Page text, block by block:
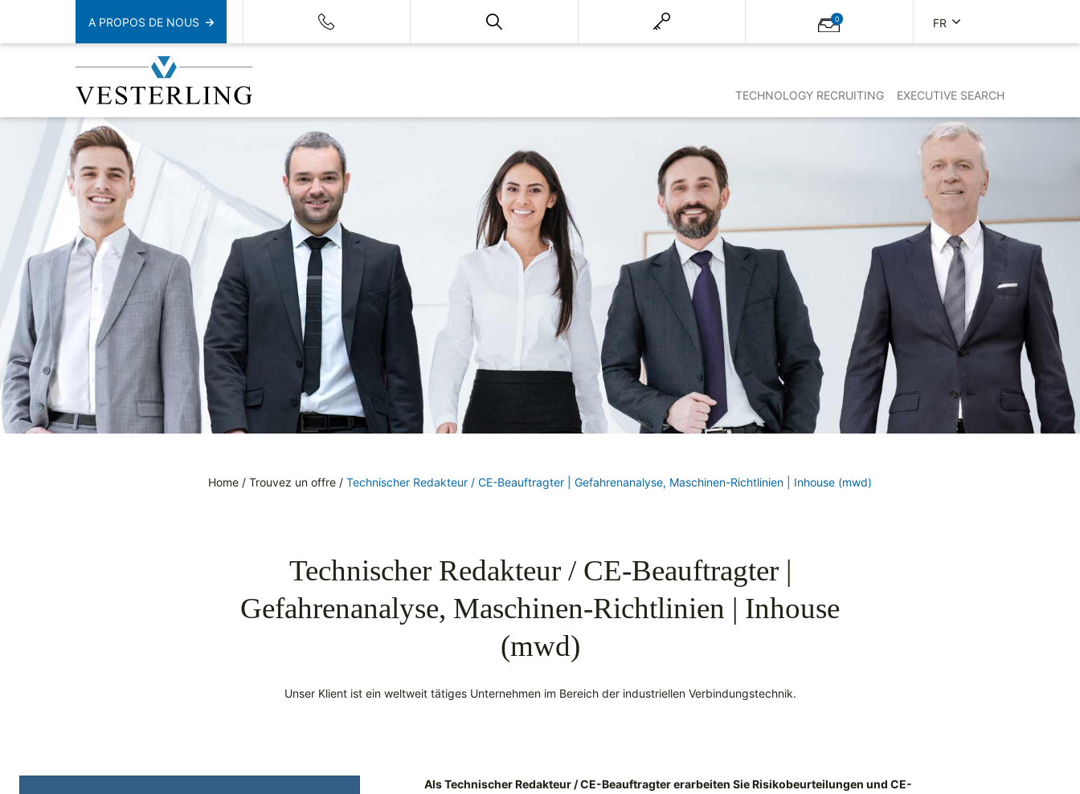
A PROPOS DE NOUS 0 FR
TECHNOLOGY RECRUITING EXECUTIVE SEARCH
Home / Trouvez un offre / Technischer Redakteur / CE-Beauftragter | Gefahrenanalyse, Maschinen-Richtlinien | Inhouse (mwd)
Technischer Redakteur / CE-Beauftragter |
Gefahrenanalyse, Maschinen-Richtlinien | Inhouse
(mwd)
Unser Klient ist ein weltweit tätiges Unternehmen im Bereich der industriellen Verbindungstechnik.
Als Technischer Redakteur / CE-Beauftragter erarbeiten Sie Risikobeurteilungen und CE-